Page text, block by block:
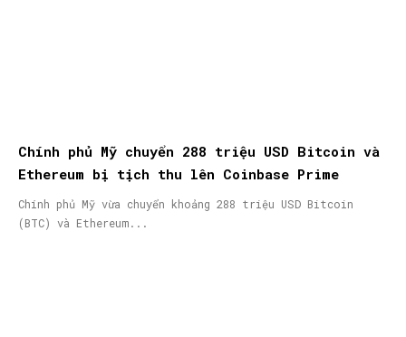
Chính phủ Mỹ chuyển 288 triệu USD Bitcoin và
Ethereum bị tịch thu lên Coinbase Prime
Chính phủ Mỹ vừa chuyển khoảng 288 triệu USD Bitcoin
(BTC) và Ethereum...